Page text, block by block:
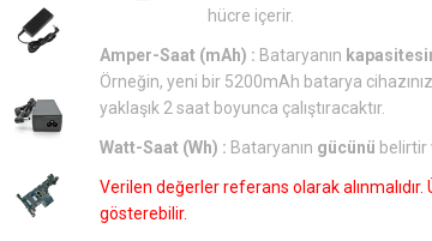
hücre içerir.
Amper-Saat (mAh) : Bataryanın
Örneğin, yeni bir 5200mAh batarya
yaklaşık 2 saat boyunca çalıştıracaktır.
Watt-Saat (Wh) : Bataryanın gücünü belirtir
Verilen değerler referans olarak
gösterebilir.